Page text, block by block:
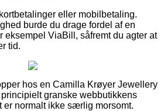
eller mobilbetaling.
burde du drage fordel af en
eksempel ViaBill, såfremt du agter at
tid.
hos en Camilla Krøyer Jewellery
granske webbutikkens
er normalt ikke særlig morsomt.